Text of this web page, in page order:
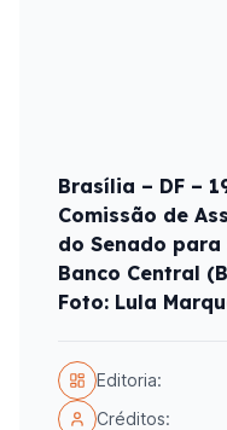
Brasília – DF –
Comissão de
do Senado
Banco Central
Foto: Lula
Editoria:
Créditos: